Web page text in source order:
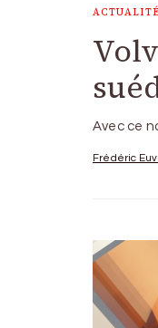
ACTUALITÉ
Avec ce
Frédéric